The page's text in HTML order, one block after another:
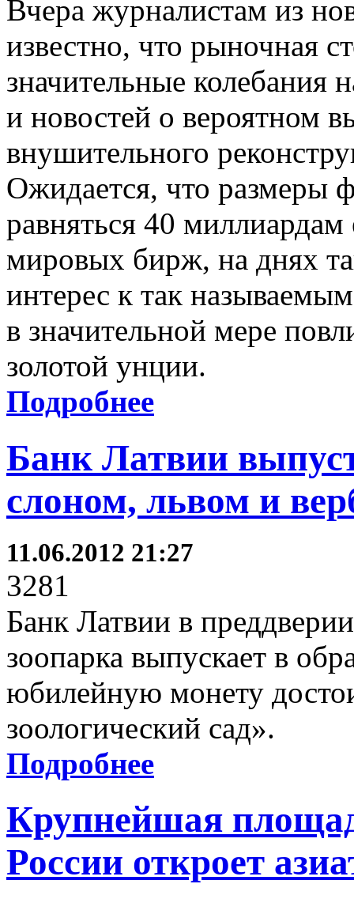
Вчера журналистам из
известно, что рыночная
значительные колебания
и новостей о вероятном
внушительного
Ожидается, что размеры
равняться 40
мировых бирж, на днях
интерес к так
в значительной мере
золотой унции.
Подробнее
Банк Латвии
слоном, львом и
11.06.2012 21:27
3281
Банк Латвии в
зоопарка выпускает в
юбилейную монету
зоологический сад».
Подробнее
Крупнейшая
России откроет